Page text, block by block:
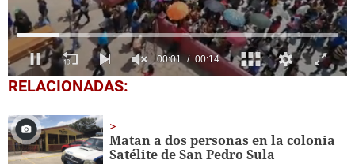
0
seconds
14
seconds
RELACIONADAS:
Matan a dos personas en la colonia
Satélite de San Pedro Sula